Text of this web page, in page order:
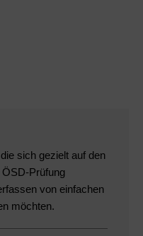
sich gezielt auf den
Prüfung
von einfachen
möchten.